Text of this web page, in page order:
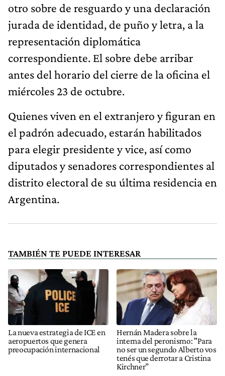
otro sobre de resguardo y una declaración
jurada de identidad, de puño y letra, a la
representación diplomática
correspondiente. El sobre debe arribar
antes del horario del cierre de la oficina el
miércoles 23 de octubre.
Quienes viven en el extranjero y figuran en
el padrón adecuado, estarán habilitados
para elegir presidente y vice, así como
diputados y senadores correspondientes al
distrito electoral de su última residencia en
Argentina.
TAMBIÉN TE PUEDE INTERESAR
La nueva estrategia de ICE en
aeropuertos que genera
preocupación internacional
Hernán Madera sobre la
interna del peronismo: "Para
no ser un segundo Alberto vos
tenés que derrotar a Cristina
Kirchner”